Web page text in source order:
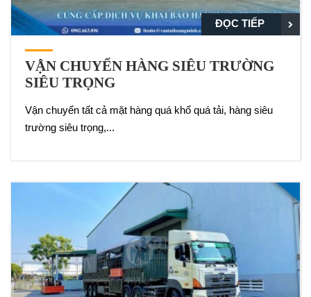
ĐỌC TIẾP
VẬN CHUYỂN HÀNG SIÊU TRƯỜNG
SIÊU TRỌNG
Vận chuyển tất cả mặt hàng quá khổ quá tải, hàng siêu
trường siêu trọng,...